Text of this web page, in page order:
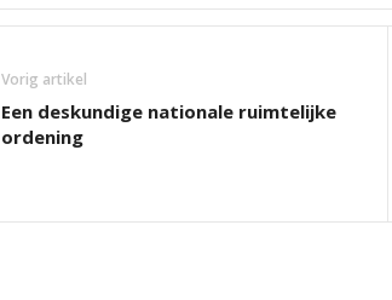
Vorig artikel
Een deskundige nationale ruimtelijke
ordening